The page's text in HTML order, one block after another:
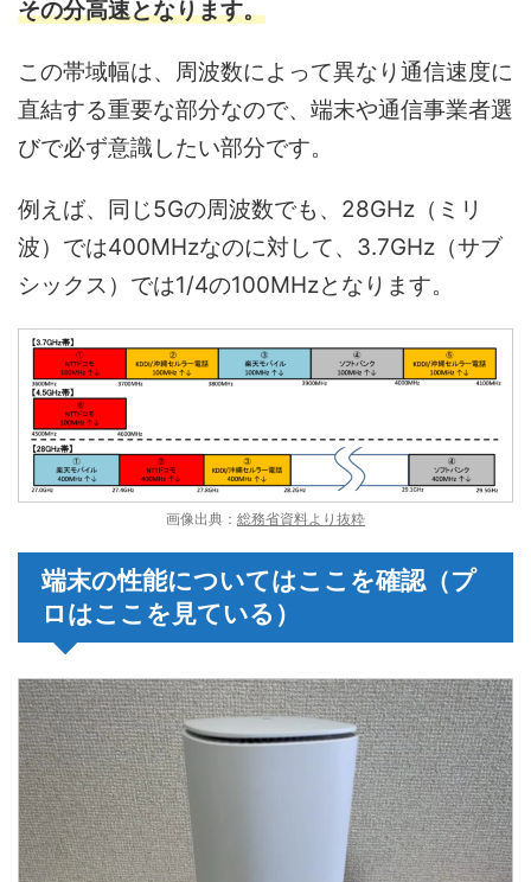
その分高速となります。
この帯域幅は、周波数によって異なり通信速度に
直結する重要な部分なので、端末や通信事業者選
びで必ず意識したい部分です。
例えば、同じ5Gの周波数でも、28GHz（ミリ
波）では400MHzなのに対して、3.7GHz（サブ
シックス）では1/4の100MHzとなります。
画像出典： 総務省資料より抜粋
端末の性能についてはここを確認（プ
ロはここを見ている）